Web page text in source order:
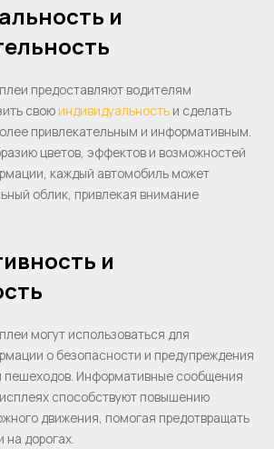
и
предоставляют водителям
своюиндивидуальность и сделать
привлекательным и информативным.
цветов, эффектов и возможностей
каждый автомобиль может
облик, привлекая внимание
и
могут использоваться для
о безопасности и предупреждения
пешеходов. Информативные сообщения
способствуют повышению
движения, помогая предотвращать
на дорогах.